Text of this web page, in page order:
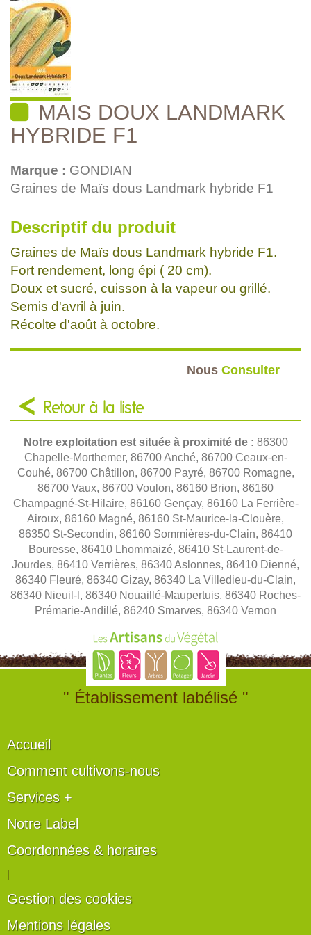
MAIS DOUX LANDMARK
HYBRIDE F1
Marque : GONDIAN
Graines de Maïs dous Landmark hybride F1
Descriptif du produit
Graines de Maïs dous Landmark hybride F1.
Fort rendement, long épi ( 20 cm).
Doux et sucré, cuisson à la vapeur ou grillé.
Semis d'avril à juin.
Récolte d'août à octobre.
Nous Consulter
Retour à la liste
Notre exploitation est située à proximité de : 86300
Chapelle-Morthemer, 86700 Anché, 86700 Ceaux-en-
Couhé, 86700 Châtillon, 86700 Payré, 86700 Romagne,
86700 Vaux, 86700 Voulon, 86160 Brion, 86160
Champagné-St-Hilaire, 86160 Gençay, 86160 La Ferrière-
Airoux, 86160 Magné, 86160 St-Maurice-la-Clouère,
86350 St-Secondin, 86160 Sommières-du-Clain, 86410
Bouresse, 86410 Lhommaizé, 86410 St-Laurent-de-
Jourdes, 86410 Verrières, 86340 Aslonnes, 86410 Dienné,
86340 Fleuré, 86340 Gizay, 86340 La Villedieu-du-Clain,
86340 Nieuil-l, 86340 Nouaillé-Maupertuis, 86340 Roches-
Prémarie-Andillé, 86240 Smarves, 86340 Vernon
" Établissement labélisé "
Accueil
Comment cultivons-nous
Services +
Notre Label
Coordonnées & horaires
Gestion des cookies
Mentions légales